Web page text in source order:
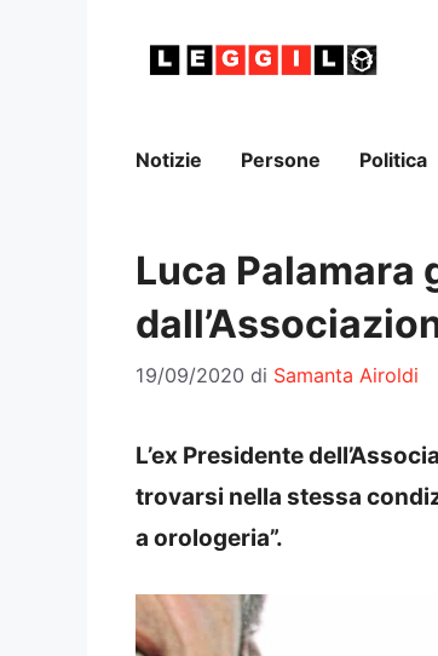
Notizie Persone Politica
Luca Palamara
19/09/2020 di Samanta Airoldi
L’ex Presidente
trovarsi nella stessa
a orologeria”.